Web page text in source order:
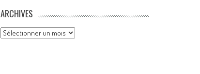
ARCHIVES
Archives